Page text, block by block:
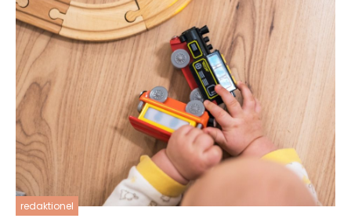
redaktionel